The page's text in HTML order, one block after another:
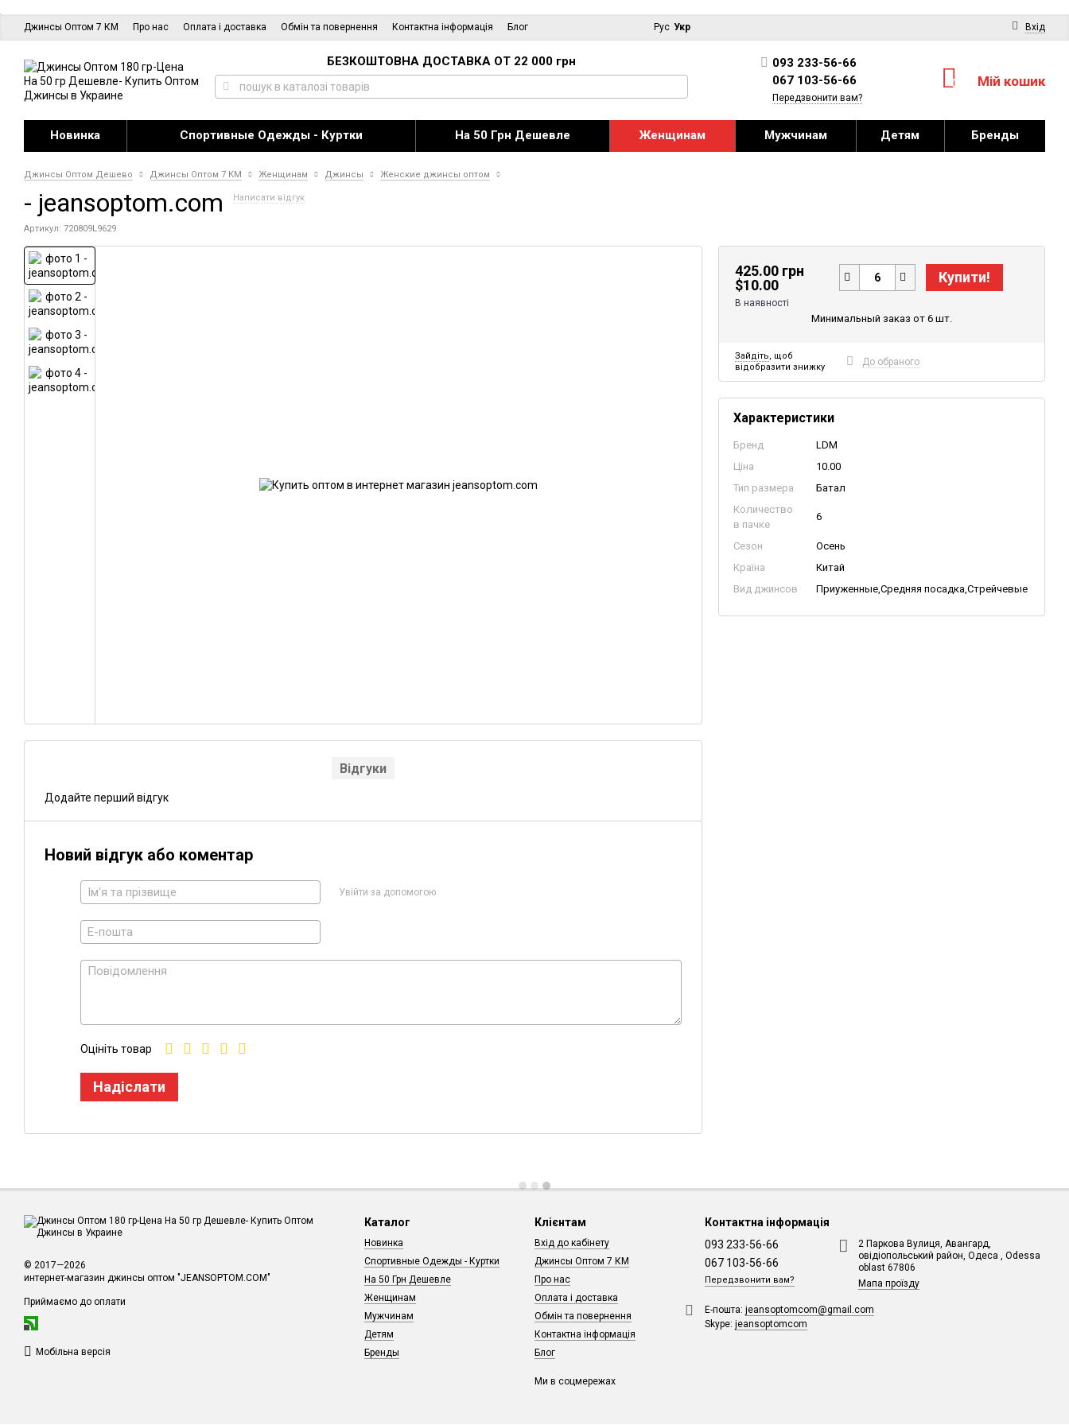
Джинсы Оптом 7 КМ Про нас Оплата і доставка Обмін та повернення Контактна інформація Блог Вхід
Рус Укр
БЕЗКОШТОВНА ДОСТАВКА ОТ 22 000 грн
093 233-56-66
067 103-56-66
Передзвонити вам?
0 Мій кошик
Новинка Спортивные Одежды - Куртки На 50 Грн Дешевле Женщинам Мужчинам Детям Бренды
Джинсы Оптом Дешево Джинсы Оптом 7 КМ Женщинам Джинсы Женские джинсы оптом
- jeansoptom.com Написати відгук
Артикул: 720809L9629
Відгуки
Додайте перший відгук
Новий відгук або коментар
Увійти за допомогою
Оцініть товар
Надіслати
425.00 грн
$10.00
В наявності
Купити!
Минимальный заказ от 6 шт.
Зайдіть, щоб
відобразити знижку
До обраного
Характеристики
Бренд
LDM
Ціна
10.00
Тип размера
Батал
Количество
в пачке
6
Сезон
Осень
Країна
Китай
Вид джинсов
Приуженные,Средняя посадка,Стрейчевые
© 2017—2026
интернет-магазин джинсы оптом "JEANSOPTOM.COM"
Приймаємо до оплати
Мобільна версія
Каталог
Новинка
Спортивные Одежды - Куртки
На 50 Грн Дешевле
Женщинам
Мужчинам
Детям
Бренды
Клієнтам
Вхід до кабінету
Джинсы Оптом 7 КМ
Про нас
Оплата і доставка
Обмін та повернення
Контактна інформація
Блог
Ми в соцмережах
Контактна інформація
093 233-56-66
067 103-56-66
Передзвонити вам?
2 Паркова Вулиця, Авангард,
овідіопольський район, Одеса , Odessa
oblast 67806
Мапа проїзду
Е-пошта:jeansoptomcom@gmail.com
Skype:jeansoptomcom